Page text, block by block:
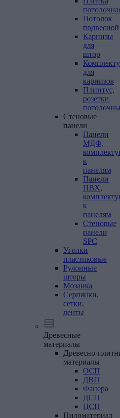
Потолок
подвесной
Карнизы
для
штор
для
карнизов
Плинтус,
розетки
Стеновые
панели
Панели
МДФ,
к
панелям
Панели
ПВХ,
к
панелям
Стеновые
панели
SPC
Уголки
пластиковые
Рулонные
шторы
Мозаика
Серпянки,
сетки,
ленты
Древесные
материалы
Древесно-
материалы
ОСП
ДВП
Фанера
ДСП
ЦСП
Пиломатериал